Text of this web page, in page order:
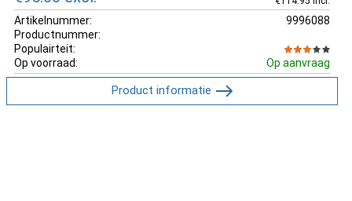
Artikelnummer:
9996088
Productnummer:
Populairteit:
Op voorraad:
Op aanvraag
Product informatie